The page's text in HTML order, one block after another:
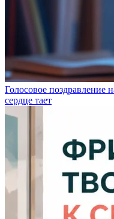
Голосовое поздравление
сердце тает